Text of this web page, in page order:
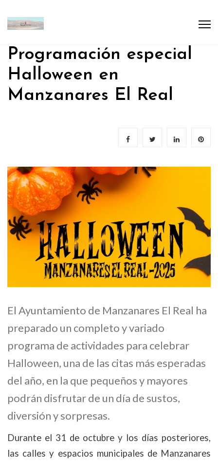
Programación especial
Halloween en
Manzanares El Real
El Ayuntamiento de Manzanares El Real ha
preparado un completo y variado
programa de actividades para celebrar
Halloween, una de las citas más esperadas
del año, en la que pequeños y mayores
podrán disfrutar de un día de sustos,
diversión y sorpresas.
Durante el 31 de octubre y los días posteriores,
las calles y espacios municipales de Manzanares